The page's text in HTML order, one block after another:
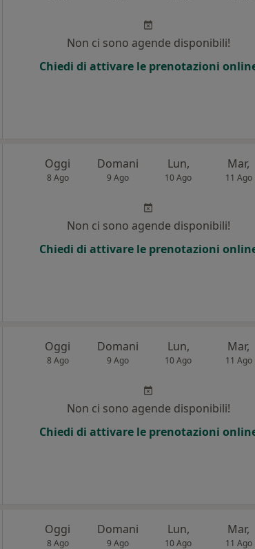
Non ci sono agende disponibili!
Chiedi di attivare le prenotazioni
Oggi
8 Ago
Domani
9 Ago
Lun,
10 Ago
Mar,
11 Ago
Non ci sono agende disponibili!
Chiedi di attivare le prenotazioni
Oggi
8 Ago
Domani
9 Ago
Lun,
10 Ago
Mar,
11 Ago
Non ci sono agende disponibili!
Chiedi di attivare le prenotazioni
Oggi
8 Ago
Domani
9 Ago
Lun,
10 Ago
Mar,
11 Ago